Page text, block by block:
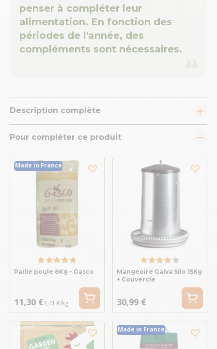
penser à compléter leur
alimentation. En fonction des
périodes de l'année, des
compléments sont nécessaires.
Description complète
Pour compléter ce produit
Made in France
Paille poule 8Kg – Gasco
11,30 €1,41 €/kg
Mangeoire Galva Silo 15Kg
+ Couvercle
30,99 €
Made in France